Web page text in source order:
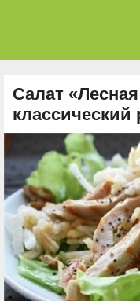
Салат
классический